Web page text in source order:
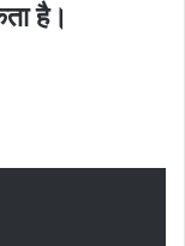
है।